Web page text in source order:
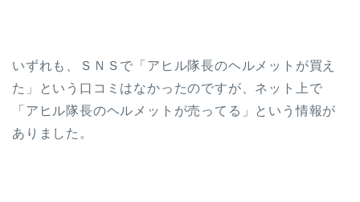
いずれも、ＳＮＳで「アヒル隊長のヘルメットが買え
た」という口コミはなかったのですが、ネット上で
「アヒル隊長のヘルメットが売ってる」という情報が
ありました。